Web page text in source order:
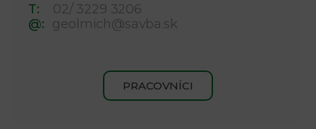
T:
02/ 3229 3206
@: geolmich@savba.sk
PRACOVNÍCI